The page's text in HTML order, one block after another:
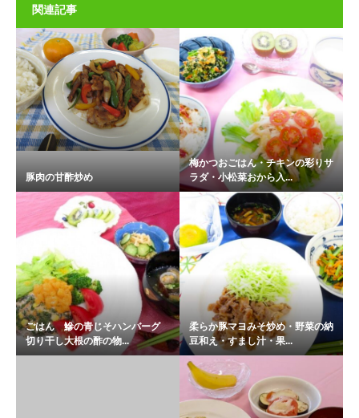
関連記事
豚肉の甘酢炒め
梅かつおごはん・チキンの彩りサ
ラダ・小松菜おから入...
ごはん 鰺の青じそハンバーグ
切り干し大根の酢の物...
柔らか豚マヨみそ炒め・野菜の納
豆和え・すまし汁・果...